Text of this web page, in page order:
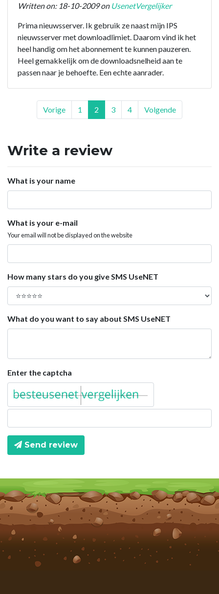
Written on: 18-10-2009 on UsenetVergelijker
Prima nieuwsserver. Ik gebruik ze naast mijn IPS
nieuwsserver met downloadlimiet. Daarom vind ik het
heel handig om het abonnement te kunnen pauzeren.
Heel gemakkelijk om de downloadsnelheid aan te
passen naar je behoefte. Een echte aanrader.
Vorige 1 2 3 4 Volgende
Write a review
What is your name
What is your e-mail
Your email will not be displayed on the website
How many stars do you give SMS UseNET
What do you want to say about SMS UseNET
Enter the captcha
Send review